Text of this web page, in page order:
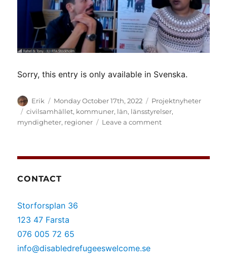
Sorry, this entry is only available in Svenska.
Author
Erik
Posted
on
Monday October 17th, 2022 Categories
Projektnyheter
Tags
civilsamhället, kommuner, län, länsstyrelser,
myndigheter, regioner Leave a commenton
CONTACT
Storforsplan 36
123 47 Farsta
076 005 72 65
info@disabledrefugeeswelcome.se